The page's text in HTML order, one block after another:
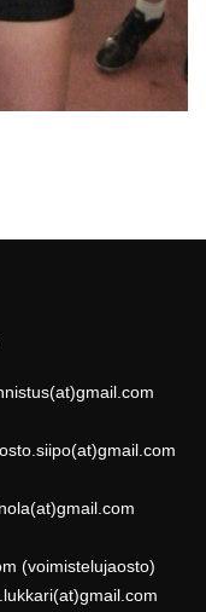
(voimistelujaosto)